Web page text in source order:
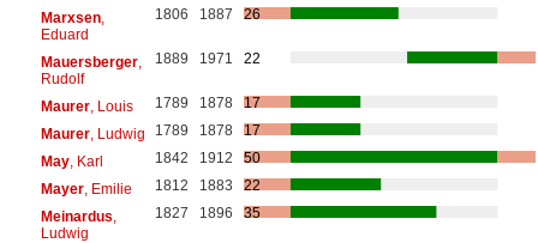
Marxsen,
Eduard
1806 1887 26
Mauersberger,
Rudolf
1889 1971 22
Maurer, Louis 1789 1878
17
Maurer, Ludwig 1789 1878
17
May, Karl 1842 1912
50
Mayer, Emilie 1812 1883
22
Meinardus
Ludwig
1827 1896 35